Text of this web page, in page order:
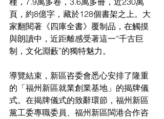
頁，約8億字，藏於128個書架之上。大
家翻閱著《四庫全書》覆制品，在觸摸
與朗讀中，近距離感受著這一“千古巨
制，文化淵藪”的獨特魅力。
導覽結束，新區咨委會悉心安排了隆重
的「福州新區就業創業基地」的揭牌儀
式。在揭牌儀式的致辭環節，福州新區
黨工委專職委員、福州新區閩港合作咨